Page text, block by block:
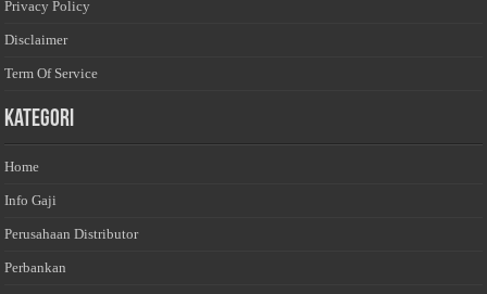
Privacy Policy
Disclaimer
Term Of Service
Kategori
Home
Info Gaji
Perusahaan Distributor
Perbankan